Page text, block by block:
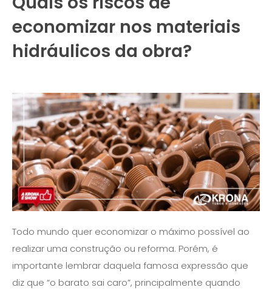
economizar nos materiais
hidráulicos da obra?
Todo mundo quer economizar o máximo possível ao
realizar uma construção ou reforma. Porém, é
importante lembrar daquela famosa expressão que
diz que “o barato sai caro”, principalmente quando